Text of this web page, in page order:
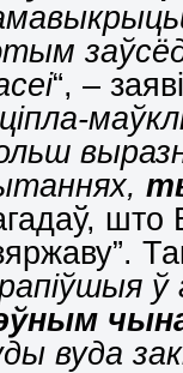
“, –
што
вуда